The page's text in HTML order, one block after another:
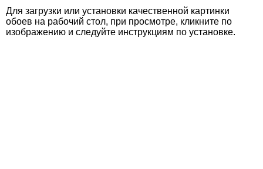
Для загрузки или установки качественной картинки
обоев на рабочий стол, при просмотре, кликните по
изображению и следуйте инструкциям по установке.